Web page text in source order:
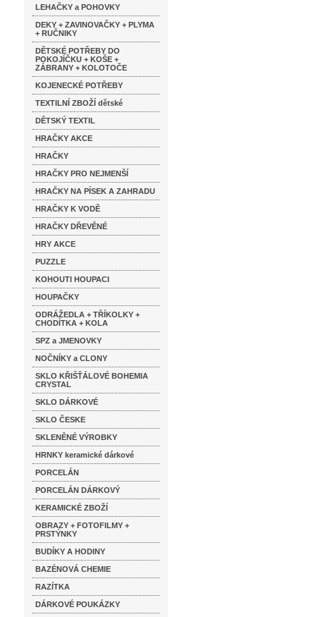
LEHAČKY a POHOVKY
DEKY + ZAVINOVAČKY + PLYMA
+ RUČNIKY
DĚTSKÉ POTŘEBY DO
POKOJÍČKU + KOŠE +
ZÁBRANY + KOLOTOČE
KOJENECKÉ POTŘEBY
TEXTILNÍ ZBOŽÍ dětské
DĚTSKÝ TEXTIL
HRAČKY AKCE
HRAČKY
HRAČKY PRO NEJMENŠÍ
HRAČKY NA PÍSEK A ZAHRADU
HRAČKY K VODĚ
HRAČKY DŘEVĚNÉ
HRY AKCE
PUZZLE
KOHOUTI HOUPACI
HOUPAČKY
ODRÁŽEDLA + TŘÍKOLKY +
CHODÍTKA + KOLA
SPZ a JMENOVKY
NOČNÍKY a CLONY
SKLO KŘIŠŤÁLOVÉ BOHEMIA
CRYSTAL
SKLO DÁRKOVÉ
SKLO ČESKE
SKLENĚNÉ VÝROBKY
HRNKY keramické dárkové
PORCELÁN
PORCELÁN DÁRKOVÝ
KERAMICKÉ ZBOŽÍ
OBRAZY + FOTOFILMY +
PRSTÝNKY
BUDÍKY A HODINY
BAZÉNOVÁ CHEMIE
RAZÍTKA
DÁRKOVÉ POUKÁZKY